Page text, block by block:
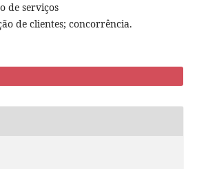
de serviços
de clientes; concorrência.